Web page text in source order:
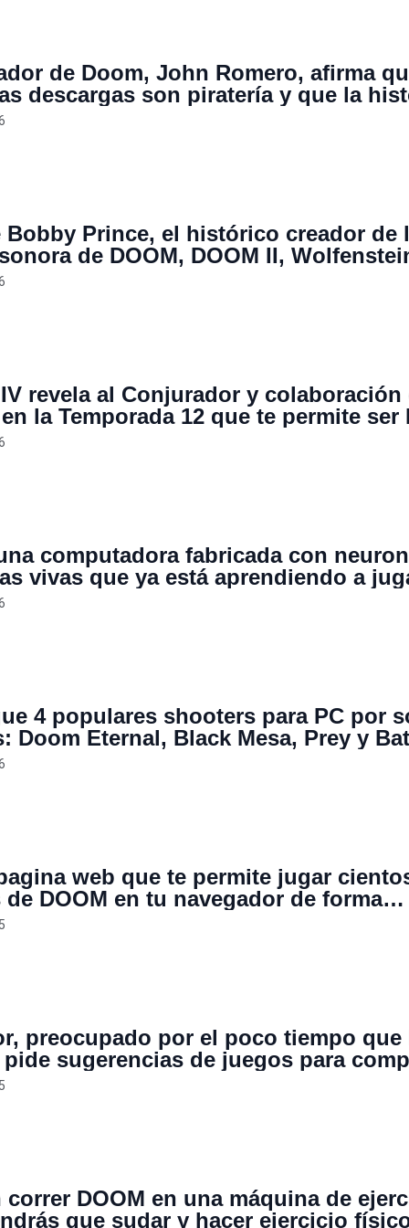
de Doom, John Romero, afirma
descargas son piratería y que la
no es blanco y negro
Bobby Prince, el histórico creador de
de DOOM, DOOM II, Wolfenstein
3D que transformó la música en
revela al Conjurador y colaboración
la Temporada 12 que te permite ser
computadora fabricada con
vivas que ya está aprendiendo a
su cuenta
4 populares shooters para PC por
Doom Eternal, Black Mesa, Prey y
en una nueva oferta Humble Bundle
web que te permite jugar
de DOOM en tu navegador de forma
“es para preservar el trabajo de miles
preocupado por el poco tiempo que
pide sugerencias de juegos para
afectado por demencia
correr DOOM en una máquina de
que sudar y hacer ejercicio